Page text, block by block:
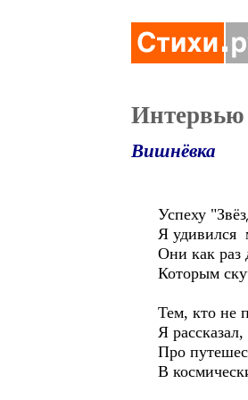
Интервью
Вишнёвка
Успеху
Я удивился
Они как раз
Которым
Тем, кто не
Я
Про
В